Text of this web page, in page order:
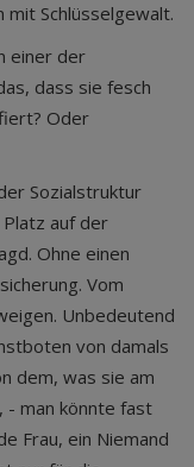
mit Schlüsselgewalt.
einer der
dass sie fesch
Oder
Sozialstruktur
auf der
Ohne einen
Vom
Unbedeutend
von damals
dem, was sie am
- man könnte fast
Frau, ein Niemand